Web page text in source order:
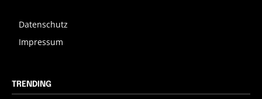
Datenschutz
Impressum
TRENDING